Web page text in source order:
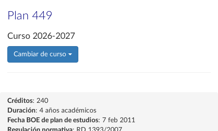
Plan 449
Curso 2026-2027
Cambiar de curso
Créditos: 240
Duración: 4 años académicos
Fecha BOE de plan de estudios: 7 feb 2011